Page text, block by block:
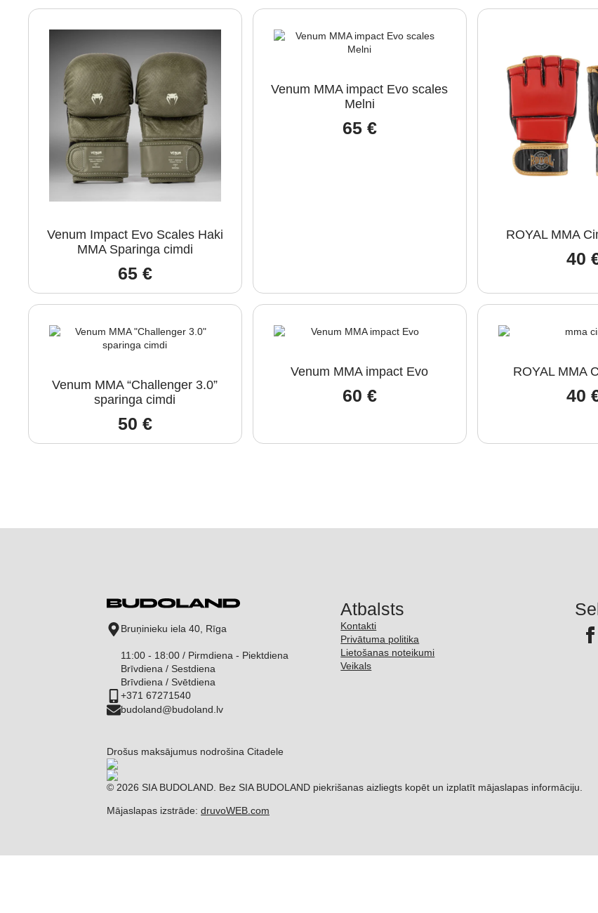
Venum Impact Evo Scales Haki
MMA Sparinga cimdi
65 €
Venum MMA impact Evo scales
Melni
65 €
ROYAL MMA
40
Venum MMA “Challenger 3.0”
sparinga cimdi
50 €
Venum MMA impact Evo
60 €
ROYAL MMA
40
Bruņinieku iela 40, Rīga
11:00 - 18:00 / Pirmdiena - Piektdiena
Brīvdiena / Sestdiena
Brīvdiena / Svētdiena
+371 67271540
budoland@budoland.lv
Atbalsts
Kontakti
Privātuma politika
Lietošanas noteikumi
Veikals
Drošus maksājumus nodrošina Citadele
© 2026 SIA BUDOLAND. Bez SIA BUDOLAND piekrišanas aizliegts kopēt un izplatīt mājaslapas informāciju.
Mājaslapas izstrāde: druvoWEB.com